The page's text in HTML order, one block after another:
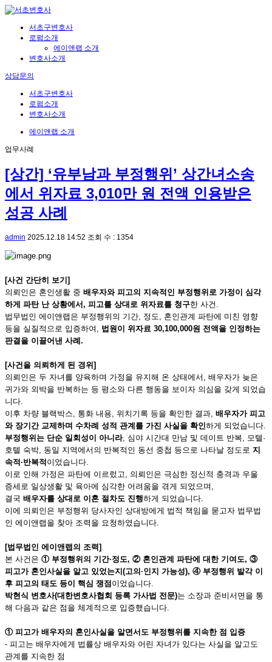
서초구변호사
로펌소개
에이앤랩 소개
변호사소개
상담문의
서초구변호사
로펌소개
변호사소개
에이앤랩 소개
업무사례
[상간] ‘유부남과 부정행위’ 상간녀소송
에서 위자료 3,010만 원 전액 인용받은
성공 사례
admin 2025.12.18 14:52 조회 수 : 1354
[사건 간단히 보기]
의뢰인은 혼인생활 중 배우자와 피고의 지속적인 부정행위로 가정이 심각
하게 파탄 난 상황에서, 피고를 상대로 위자료를 청구한 사건.
법무법인 에이앤랩은 부정행위의 기간, 정도, 혼인관계 파탄에 미친 영향
등을 실질적으로 입증하여, 법원이 위자료 30,100,000원 전액을 인정하는
판결을 이끌어낸 사례.
[사건을 의뢰하게 된 경위]
의뢰인은 두 자녀를 양육하며 가정을 유지해 온 상태에서, 배우자가 늦은
귀가와 외박을 반복하는 등 평소와 다른 행동을 보이자 의심을 갖게 되었습
니다.
이후 차량 블랙박스, 통화 내용, 위치기록 등을 확인한 결과, 배우자가 피고
와 장기간 교제하며 수차례 성적 관계를 가진 사실을 확인하게 되었습니다.
부정행위는 단순 일회성이 아니라, 심야 시간대 만남 및 데이트 반복, 모텔·
호텔 숙박, 동일 지역에서의 반복적인 동선 중첩 등으로 나타날 정도로 지
속적·반복적 이었습니다.
이로 인해 가정은 파탄에 이르렀고, 의뢰인은 극심한 정신적 충격과 우울
증세로 일상생활 및 육아에 심각한 어려움을 겪게 되었으며,
결국 배우자를 상대로 이혼 절차도 진행하게 되었습니다.
이에 의뢰인은 부정행위 당사자인 상대방에게 법적 책임을 묻고자 법무법
인 에이앤랩을 찾아 조력을 요청하였습니다.
[법무법인 에이앤랩의 조력]
본 사건은 ① 부정행위의 기간·정도, ② 혼인관계 파탄에 대한 기여도, ③
피고가 혼인사실을 알고 있었는지(고의·인지 가능성), ④ 부정행위 발각 이
후 피고의 태도 등이 핵심 쟁점 이었습니다.
박현식 변호사(대한변호사협회 등록 가사법 전문)는 소장과 준비서면을 통
해 다음과 같은 점을 체계적으로 입증했습니다.
① 피고가 배우자의 혼인사실을 알면서도 부정행위를 지속한 점 입증
- 피고는 배우자에게 법률상 배우자와 어린 자녀가 있다는 사실을 알고도
관계를 지속한 점